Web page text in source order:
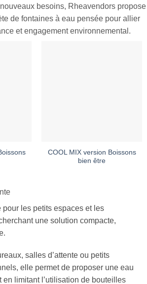
besoins, Rheavendors propose
de fontaines à eau pensée pour allier
et engagement environnemental.
COOL MIX version Boissons
bien être
pour les petits espaces et les
une solution compacte,
salles d’attente ou petits
elle permet de proposer une eau
en limitant l’utilisation de bouteilles